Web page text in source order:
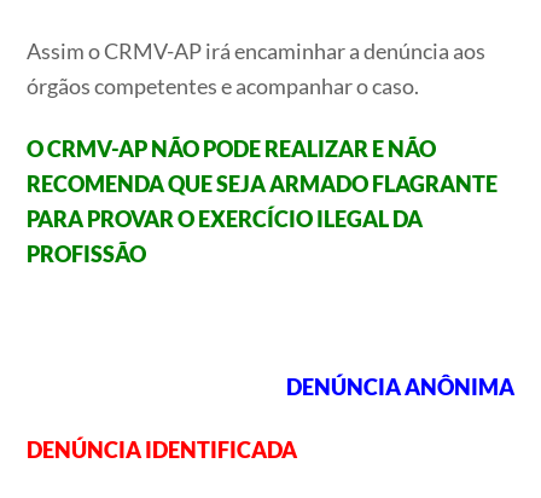
Assim o CRMV-AP irá encaminhar a denúncia aos
órgãos competentes e acompanhar o caso.
O CRMV-AP NÃO PODE REALIZAR E NÃO
RECOMENDA QUE SEJA ARMADO FLAGRANTE
PARA PROVAR O EXERCÍCIO ILEGAL DA
PROFISSÃO
DENÚNCIA ANÔNIMA
DENÚNCIA IDENTIFICADA